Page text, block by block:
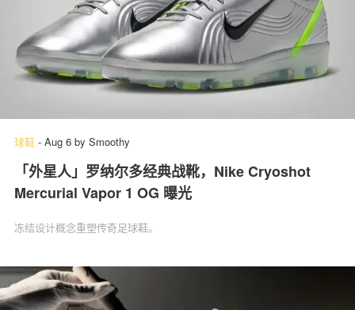
球鞋 - Aug 6 by Smoothy
「外星人」罗纳尔多经典战靴，Nike Cryoshot
Mercurial Vapor 1 OG 曝光
冻结设计概念重塑传奇足球鞋。